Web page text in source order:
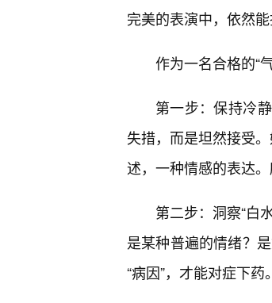
完美的表演中，依然
作为一名合格的“
第一步：保持冷
失措，而是坦然接受
述，一种情感的表达
第二步：洞察“白
是某种普遍的情绪？
“病因”，才能对症下药。